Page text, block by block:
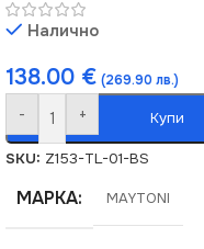
Налично
138.00 € (269.90 лв.)
- + Купи
SKU: Z153-TL-01-BS
МАРКА MAYTONI